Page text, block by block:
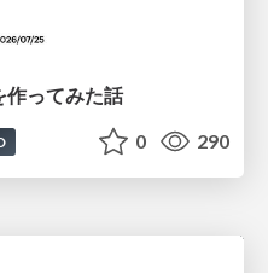
作ってみた話
0 290